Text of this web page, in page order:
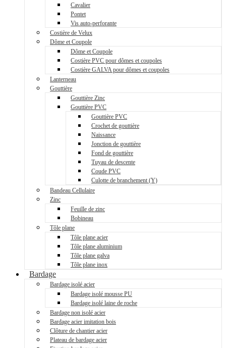
Cavalier
Pontet
Vis auto-perforante
Costière de Velux
Dôme et Coupole
Dôme et Coupole
Costière PVC pour dômes et coupoles
Costière GALVA pour dômes et coupoles
Lanterneau
Gouttière
Gouttière Zinc
Gouttière PVC
Gouttière PVC
Crochet de gouttière
Naissance
Jonction de gouttière
Fond de gouttière
Tuyau de descente
Coude PVC
Culotte de branchement (Y)
Bandeau Cellulaire
Zinc
Feuille de zinc
Bobineau
Tôle plane
Tôle plane acier
Tôle plane aluminium
Tôle plane galva
Tôle plane inox
Bardage
Bardage isolé acier
Bardage isolé mousse PU
Bardage isolé laine de roche
Bardage non isolé acier
Bardage acier imitation bois
Clôture de chantier acier
Plateau de bardage acier